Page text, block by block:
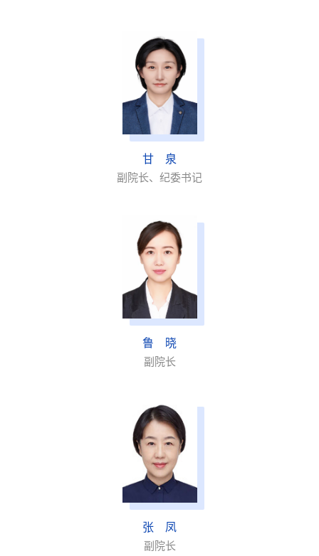
甘 泉
副院长、纪委书记
鲁 晓
副院长
张 凤
副院长